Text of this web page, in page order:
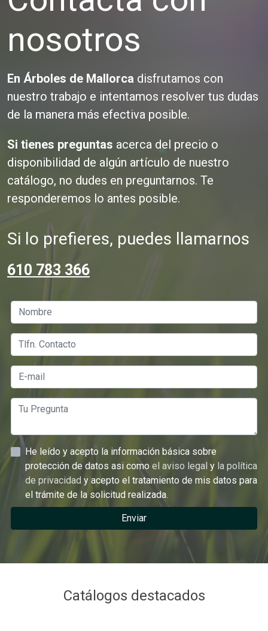
nosotros
En Árboles de Mallorca disfrutamos con
nuestro trabajo e intentamos resolver tus dudas
de la manera más efectiva posible.
Si tienes preguntas acerca del precio o
disponibilidad de algún artículo de nuestro
catálogo, no dudes en preguntarnos. Te
responderemos lo antes posible.
Si lo prefieres, puedes llamarnos
610 783 366
He leído y acepto la información básica sobre
protección de datos asi como el aviso legal y la política
de privacidad y acepto el tratamiento de mis datos para
el trámite de la solicitud realizada.
Enviar
Catálogos destacados